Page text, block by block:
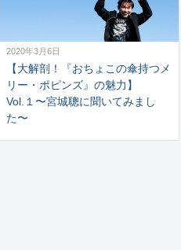
2020年3月6日
【大解剖！『おちょこの傘持つメ
リー・ポピンズ』の魅力】
Vol.１〜宮城聰に聞いてみまし
た〜